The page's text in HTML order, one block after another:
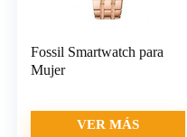
Fossil Smartwatch para
Mujer
VER MÁS